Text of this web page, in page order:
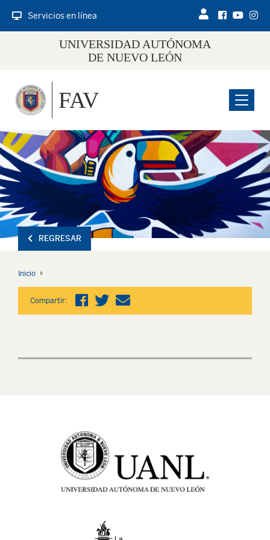
Servicios en línea
UNIVERSIDAD AUTÓNOMA
DE NUEVO LEÓN
Menu
FAV
REGRESAR
Inicio
Compartir: